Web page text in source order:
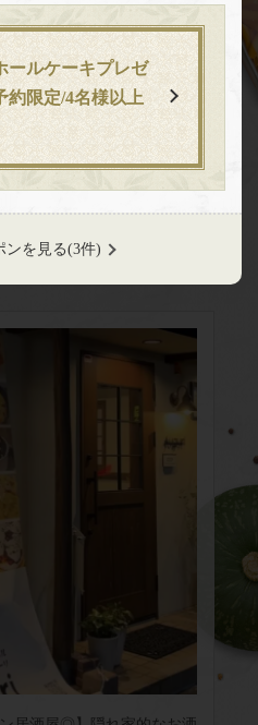
ルケーキプレゼ
約限定/4名様以上
ンを見る(3件)
す！2種類の飲み放題付き
用意しておりますので宴会
用ください！※コースご予
ります。
1階
コピー
閉じる